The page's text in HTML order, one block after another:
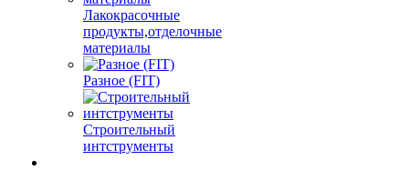
Лакокрасочные
продукты,отделочные
материалы
Разное (FIT)
Строительный
интструменты